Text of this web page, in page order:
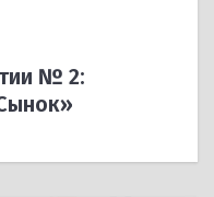
№ 2: